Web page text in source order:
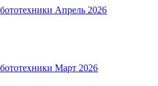
Апрель 2026
Март 2026